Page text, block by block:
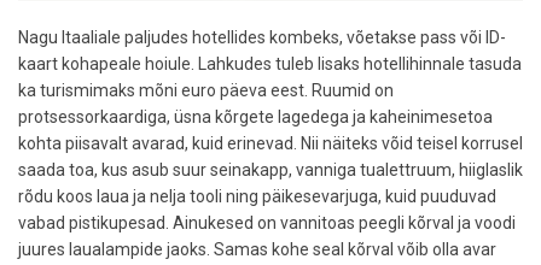
Nagu Itaaliale paljudes hotellides kombeks, võetakse pass või ID-
kaart kohapeale hoiule. Lahkudes tuleb lisaks hotellihinnale tasuda
ka turismimaks mõni euro päeva eest. Ruumid on
protsessorkaardiga, üsna kõrgete lagedega ja kaheinimesetoa
kohta piisavalt avarad, kuid erinevad. Nii näiteks võid teisel korrusel
saada toa, kus asub suur seinakapp, vanniga tualettruum, hiiglaslik
rõdu koos laua ja nelja tooli ning päikesevarjuga, kuid puuduvad
vabad pistikupesad. Ainukesed on vannitoas peegli kõrval ja voodi
juures laualampide jaoks. Samas kohe seal kõrval võib olla avar